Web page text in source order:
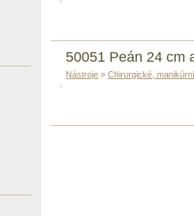
50051 Peán 24 cm
Nástroje »Chirurgické, manikúrní